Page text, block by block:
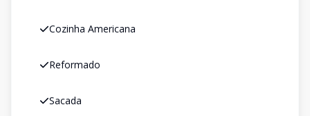
Cozinha Americana
Reformado
Sacada